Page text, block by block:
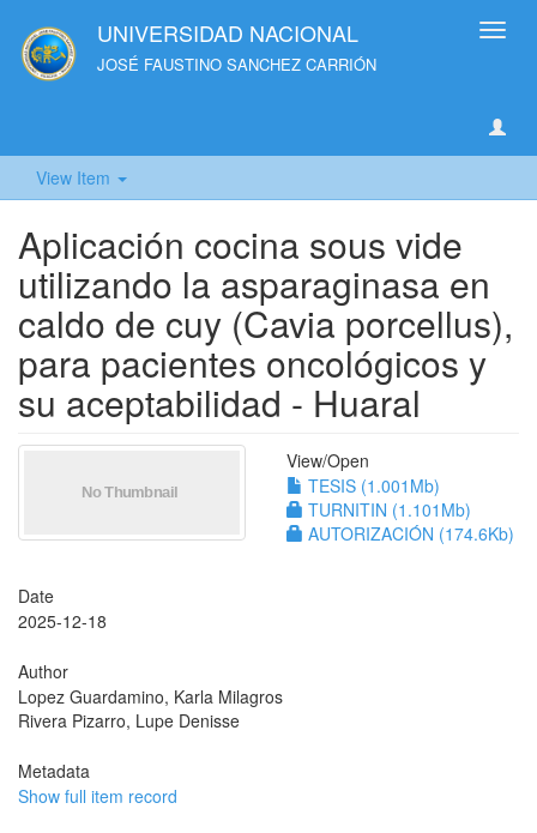
UNIVERSIDAD NACIONAL
JOSÉ FAUSTINO SANCHEZ CARRIÓN
View Item
Aplicación cocina sous vide
utilizando la asparaginasa en
caldo de cuy (Cavia porcellus),
para pacientes oncológicos y
su aceptabilidad - Huaral
View/Open
TESIS (1.001Mb)
TURNITIN (1.101Mb)
AUTORIZACIÓN (174.6Kb)
Date
2025-12-18
Author
Lopez Guardamino, Karla Milagros
Rivera Pizarro, Lupe Denisse
Metadata
Show full item record